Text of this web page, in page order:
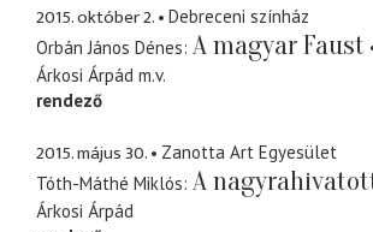
2015. október 2.
Debreceni színház
Orbán János Dénes A magyar Faust
Árkosi Árpád m.v.
rendező
2015. május 30.
Zanotta Art Egyesület
Tóth-Máthé Miklós A
Árkosi Árpád